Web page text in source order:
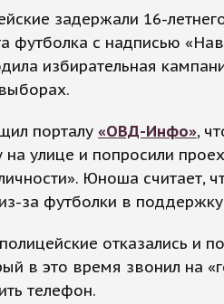
задержали 16-
футболка с надписью
избирательная
порталу «ОВД-Инфо»,
улице и попросили
Юноша считает,
за футболки в
отказались и
в это время звонил на
телефон.